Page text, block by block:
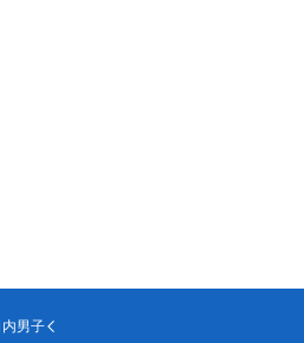
内男子